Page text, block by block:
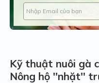
Kỹ thuật nuôi gà
Nông hộ ''nhặt''